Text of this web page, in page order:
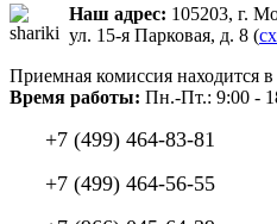
Наш адрес: 105203, г.
ул. 15-я Парковая, д. 8 (
Приемная комиссия находится в
Время работы: Пн.-Пт.: 9:00 -
+7 (499) 464-83-81
+7 (499) 464-56-55